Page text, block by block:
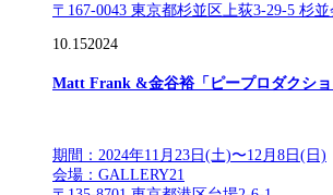
〒167-0043 東京都杉並区上荻3-29-5 杉
10.152024
Matt Frank &金谷裕「ピープロダクショ
期間：2024年11月23日(土)〜12月8日(日)
会場：GALLERY21